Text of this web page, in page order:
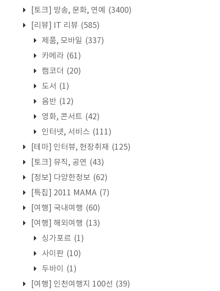
[토크] 방송, 문화, 연예
(3400)
[리뷰] IT 리뷰 (585)
제품, 모바일 (337)
카메라 (61)
캠코더 (20)
도서 (1)
음반 (12)
영화, 콘서트 (42)
인터넷, 서비스 (111)
[테마] 인터뷰, 현장취재 (125)
[토크] 뮤직, 공연 (43)
[정보] 다양한정보 (62)
[특집] 2011 MAMA (7)
[여행] 국내여행 (60)
[여행] 해외여행 (13)
싱가포르 (1)
사이판 (10)
두바이
(1)
[여행] 인천여행지 100선 (39)